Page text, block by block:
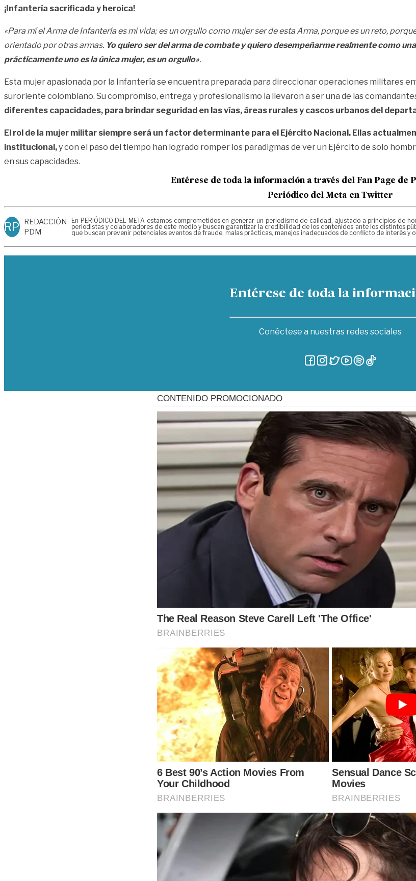
¡Infantería sacrificada y heroica!
«Para mí el Arma de Infantería es mi vida; es un orgullo como mujer ser de esta Arma, porque es un reto,
orientado por otras armas. Yo quiero ser del arma de combate y quiero desempeñarme realmente como
prácticamente uno es la única mujer, es un orgullo».
Esta mujer apasionada por la Infantería se encuentra preparada para direccionar operaciones militares
suroriente colombiano. Su compromiso, entrega y profesionalismo la llevaron a ser una de las
diferentes capacidades, para brindar seguridad en las vías, áreas rurales y cascos urbanos del
El rol de la mujer militar siempre será un factor determinante para el Ejército Nacional. Ellas
institucional,y con el paso del tiempo han logrado romper los paradigmas de ver un Ejército de solo
en sus capacidades.
Entérese de toda la información a través del Fan Page de
Periódico del Meta en Twitter
RP REDACCIÓN
PDM
En PERIÓDICO DEL META estamos comprometidos en generar un periodismo de calidad, ajustado a principios
periodistas y colaboradores de este medio y buscan garantizar la credibilidad de los contenidos ante los distintos
que buscan prevenir potenciales eventos de fraude, malas prácticas, manejos inadecuados de conflicto de interés
Entérese de toda la
Conéctese a nuestras redes sociales